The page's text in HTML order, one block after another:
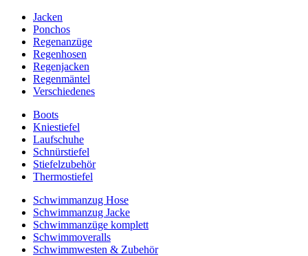
Jacken
Ponchos
Regenanzüge
Regenhosen
Regenjacken
Regenmäntel
Verschiedenes
Boots
Kniestiefel
Laufschuhe
Schnürstiefel
Stiefelzubehör
Thermostiefel
Schwimmanzug Hose
Schwimmanzug Jacke
Schwimmanzüge komplett
Schwimmoveralls
Schwimmwesten & Zubehör